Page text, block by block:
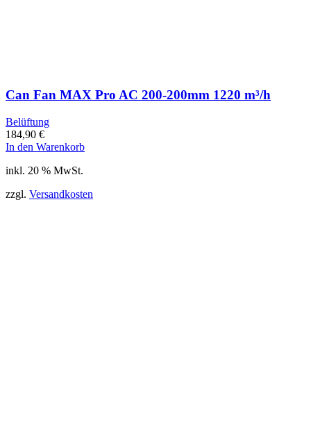
Can Fan MAX Pro AC 200-200mm 1220 m³/h
Belüftung
184,90 €
In den Warenkorb
inkl. 20 % MwSt.
zzgl. Versandkosten